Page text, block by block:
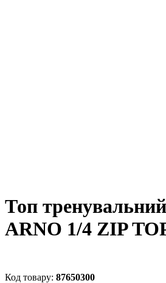
Топ
ARNO 1/4 ZIP
87650300